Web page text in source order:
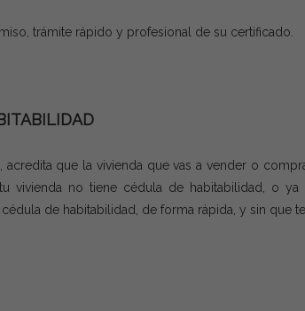
trámite rápido y profesional de su certificado.
acredita que la vivienda que vas a vender o
vivienda no tiene cédula de habitabilidad, o
de habitabilidad, de forma rápida, y sin que